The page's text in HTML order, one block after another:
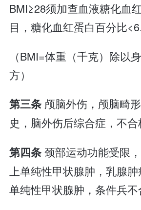
BMI≥28须加查血液糖化血
目，糖化血红蛋白百分比
（BMI=体重（千克）除以
方）
第三条 颅脑外伤，颅脑畸
史，脑外伤后综合症，不合
第四条颈部运动功能受限
上单纯性甲状腺肿，乳腺肿
单纯性甲状腺肿，条件兵不